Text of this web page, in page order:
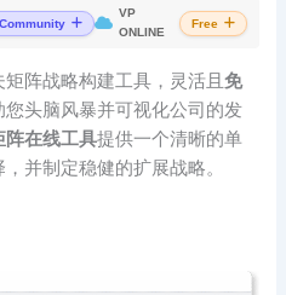
Community
VP
ONLINE
Free
阵战略构建工具，灵活且免
您头脑风暴并可视化公司的发
阵在线工具提供一个清晰的单
并制定稳健的扩展战略。